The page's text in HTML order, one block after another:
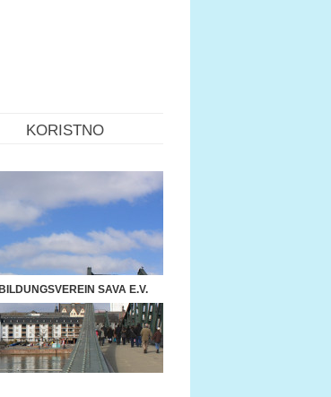
KORISTNO
SAVA E.V.